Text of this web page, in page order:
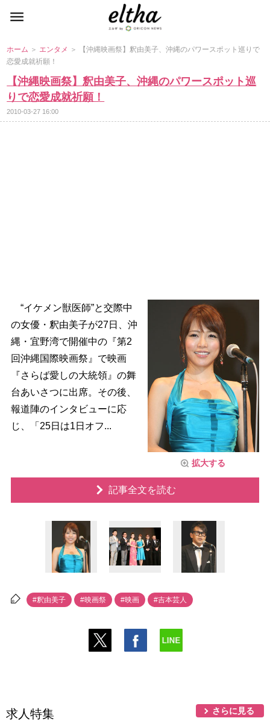
ホーム ＞ エンタメ ＞ 【沖縄映画祭】釈由美子、沖縄のパワースポット巡りで
恋愛成就祈願！
【沖縄映画祭】釈由美子、沖縄のパワースポット巡
りで恋愛成就祈願！
2010-03-27 16:00
拡大する
“イケメン獣医師”と交際中
の女優・釈由美子が27日、沖
縄・宜野湾で開催中の『第2
回沖縄国際映画祭』で映画
『さらば愛しの大統領』の舞
台あいさつに出席。その後、
報道陣のインタビューに応
じ、「25日は1日オフ...
記事全文を読む
#釈由美子 #映画祭 #映画 #吉本芸人
求人特集 さらに見る